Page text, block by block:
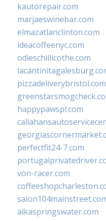
kautorepair.com
marjaeswinebar.com
elmazatlanclinton.com
ideacoffeenyc.com
odieschillicothe.com
pizzadeliverybristol.com
happypawspl.com
perfectfit24-7.com
von-racer.com
alkaspringswater.com